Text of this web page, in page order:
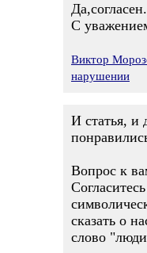
Да,согласен.
С
Виктор
нарушении
И статья, и
Вопрос к
сказать о
слово